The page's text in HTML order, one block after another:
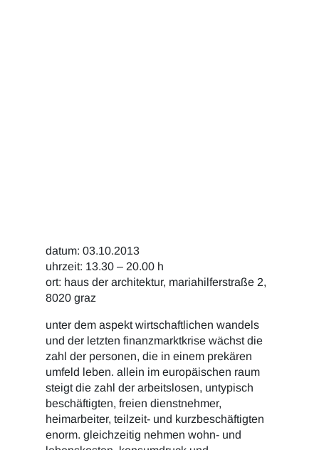
datum: 03.10.2013
uhrzeit: 13.30 – 20.00 h
ort: haus der architektur, mariahilferstraße 2,
8020 graz
unter dem aspekt wirtschaftlichen wandels
und der letzten finanzmarktkrise wächst die
zahl der personen, die in einem prekären
umfeld leben. allein im europäischen raum
steigt die zahl der arbeitslosen, untypisch
beschäftigten, freien dienstnehmer,
heimarbeiter, teilzeit- und kurzbeschäftigten
enorm. gleichzeitig nehmen wohn- und